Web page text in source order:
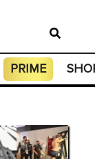
PRIME